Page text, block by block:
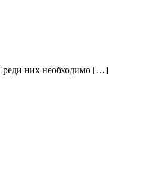
них необходимо […]